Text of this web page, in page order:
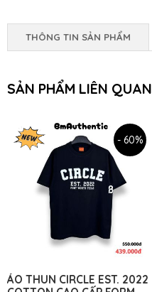
THÔNG TIN SẢN PHẨM
SẢN PHẨM LIÊN QUAN
- 60%
ÁO THUN CIRCLE EST. 2022